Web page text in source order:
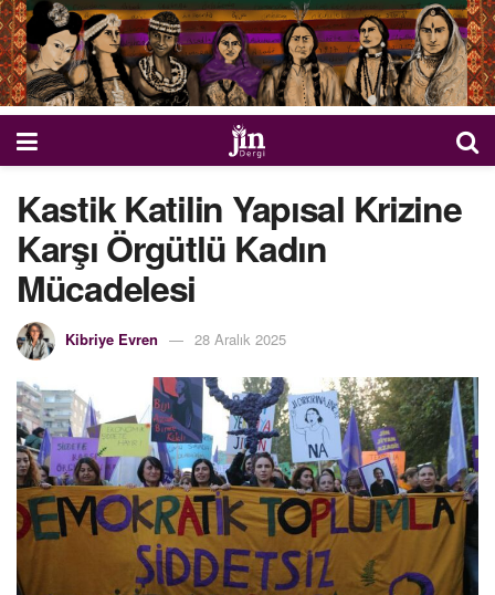
Kastik Katilin Yapısal Krizine
Karşı Örgütlü Kadın
Mücadelesi
Kibriye Evren 28 Aralık 2025